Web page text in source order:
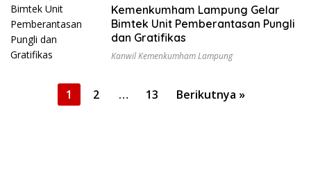
1 Agustus 2024
Kemenkumham Lampung Gelar
Bimtek Unit Pemberantasan Pungli
dan Gratifikas
Kanwil Kemenkumham Lampung
Paginasi
1 2 … 13 Berikutnya »